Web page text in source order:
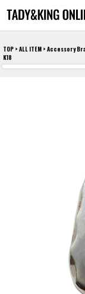
TOP > ALL ITEM > Accessory
K18